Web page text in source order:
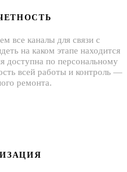
все каналы для связи с
на каком этапе находится
доступна по персональному
всей работы и контроль —
ремонта.